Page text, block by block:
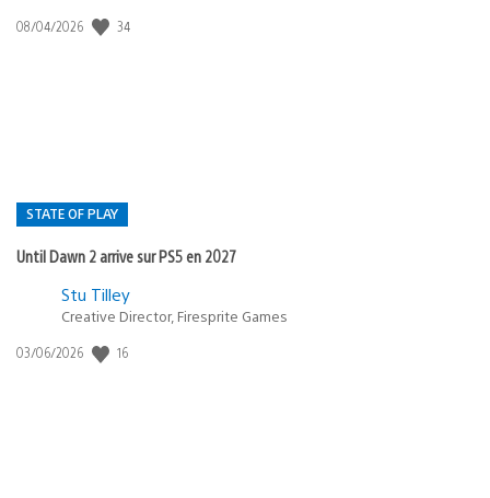
Date
08/04/2026 34
STATE OF PLAY
Until Dawn 2 arrive sur PS5 en 2027
Postée
:
Stu Tilley
Creative Director, Firesprite Games
Date
03/06/2026 16